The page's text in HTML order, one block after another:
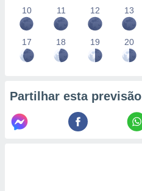
10 11 12 13
17 18 19 20
Partilhar esta previsão